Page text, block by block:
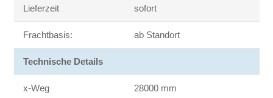
Lieferzeit sofort
Frachtbasis: ab Standort
Technische Details
x-Weg 28000 mm